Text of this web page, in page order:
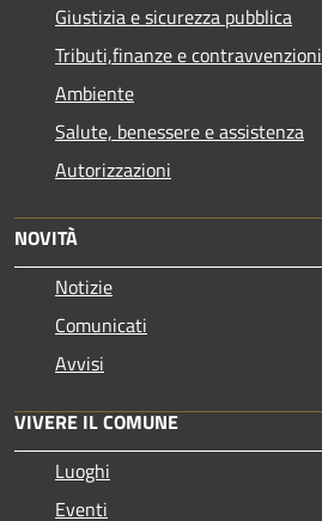
Giustizia e sicurezza pubblica
Tributi,finanze e contravvenzioni
Ambiente
Salute, benessere e assistenza
Autorizzazioni
NOVITÀ
Notizie
Comunicati
Avvisi
VIVERE IL COMUNE
Luoghi
Eventi